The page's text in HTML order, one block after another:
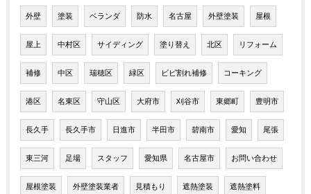
外壁 塗装 ベランダ 防水 名古屋 外壁塗装 屋根
屋上 中村区 サイディング 塗り替え 北区 リフォーム
補修 中区 瑞穂区 緑区 ビビ割れ補修 コーキング
港区 名東区 守山区 大府市 刈谷市 東郷町 豊明市
長久手 長久手市 日進市 半田市 碧南市 愛知 尾張
東三河 足場 スタッフ 愛知県 名古屋市 お問い合わせ
屋根塗装 外壁塗装業者 見積もり 遮熱塗装 遮熱塗料